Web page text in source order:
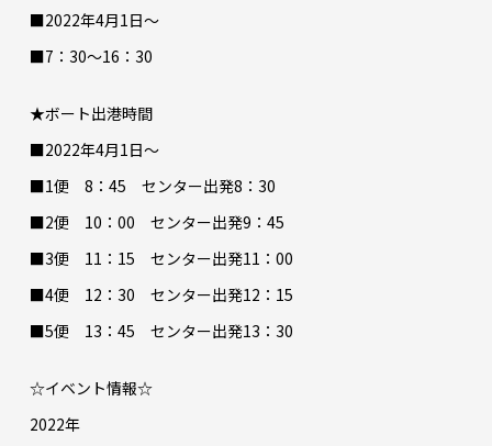
■2022年4月1日～
■7：30～16：30
★ボート出港時間
■2022年4月1日～
■1便 8：45 センター出発8：30
■2便 10：00 センター出発9：45
■3便 11：15 センター出発11：00
■4便 12：30 センター出発12：15
■5便 13：45 センター出発13：30
☆イベント情報☆
2022年